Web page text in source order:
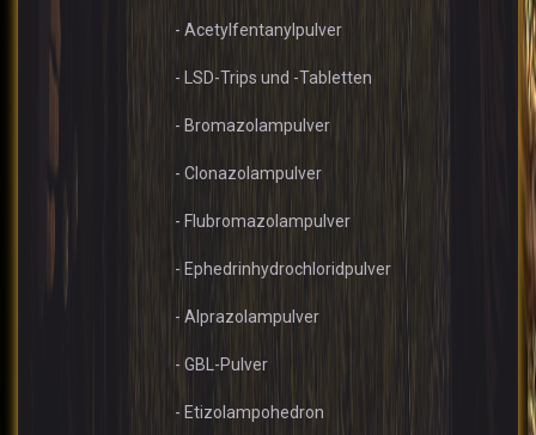
- Acetylfentanylpulver
- LSD-Trips und -Tabletten
- Bromazolampulver
- Clonazolampulver
- Flubromazolampulver
- Ephedrinhydrochloridpulver
- Alprazolampulver
- GBL-Pulver
- Etizolampohedron